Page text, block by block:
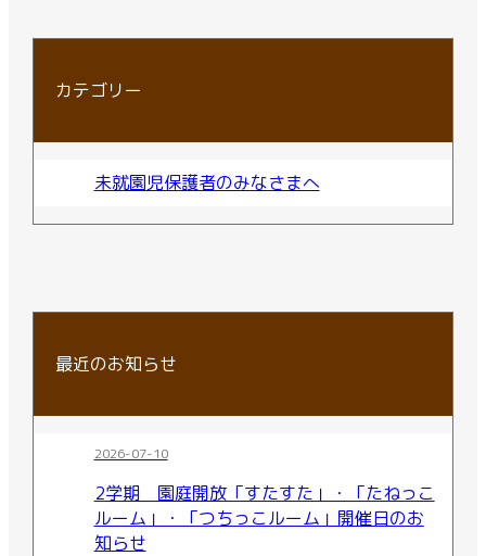
カテゴリー
未就園児保護者のみなさまへ
最近のお知らせ
2026-07-10
2学期 園庭開放「すたすた」・「たねっこ
ルーム」・「つちっこルーム」開催日のお
知らせ